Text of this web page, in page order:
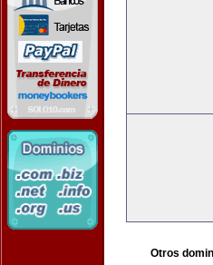
Otros